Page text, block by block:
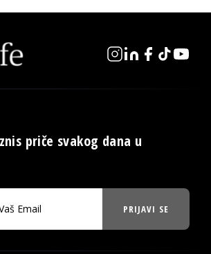
priče svakog dana u
PRIJAVI SE